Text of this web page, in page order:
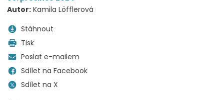
Autor: Kamila Löfflerová
Stáhnout
Tisk
Poslat e-mailem
Sdílet na Facebook
Sdílet na X